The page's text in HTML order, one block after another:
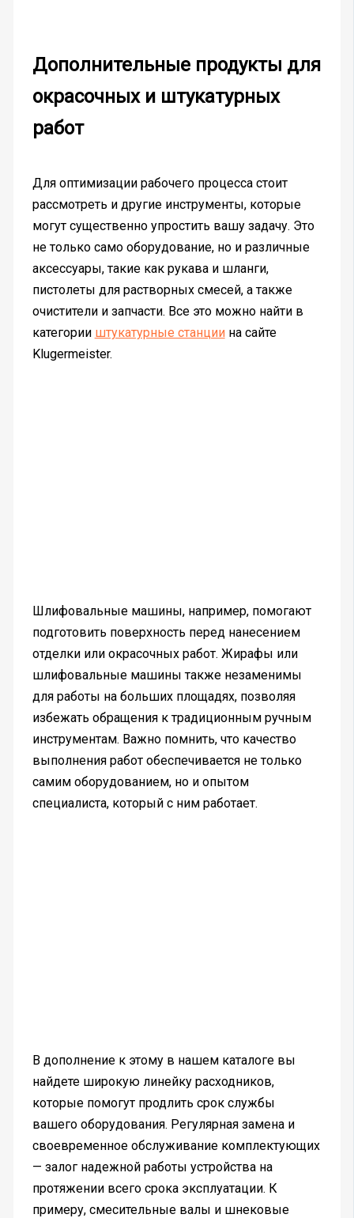
Дополнительные продукты для
окрасочных и штукатурных
работ
Для оптимизации рабочего процесса стоит
рассмотреть и другие инструменты, которые
могут существенно упростить вашу задачу. Это
не только само оборудование, но и различные
аксессуары, такие как рукава и шланги,
пистолеты для растворных смесей, а также
очистители и запчасти. Все это можно найти в
категории штукатурные станциина сайте
Klugermeister.
Шлифовальные машины, например, помогают
подготовить поверхность перед нанесением
отделки или окрасочных работ. Жирафы или
шлифовальные машины также незаменимы
для работы на больших площадях, позволяя
избежать обращения к традиционным ручным
инструментам. Важно помнить, что качество
выполнения работ обеспечивается не только
самим оборудованием, но и опытом
специалиста, который с ним работает.
В дополнение к этому в нашем каталоге вы
найдете широкую линейку расходников,
которые помогут продлить срок службы
вашего оборудования. Регулярная замена и
своевременное обслуживание комплектующих
— залог надежной работы устройства на
протяжении всего срока эксплуатации. К
примеру, смесительные валы и шнековые